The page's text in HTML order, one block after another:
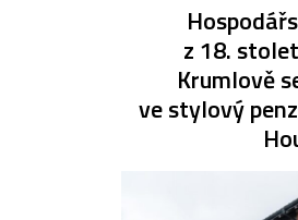
z 18.
Krumlově
ve stylový